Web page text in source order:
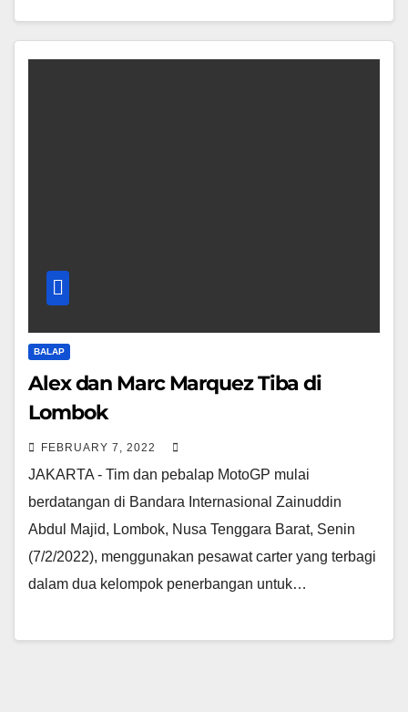
BALAP
Alex dan Marc Marquez Tiba di
Lombok
FEBRUARY 7, 2022
JAKARTA - Tim dan pebalap MotoGP mulai
berdatangan di Bandara Internasional Zainuddin
Abdul Majid, Lombok, Nusa Tenggara Barat, Senin
(7/2/2022), menggunakan pesawat carter yang terbagi
dalam dua kelompok penerbangan untuk…